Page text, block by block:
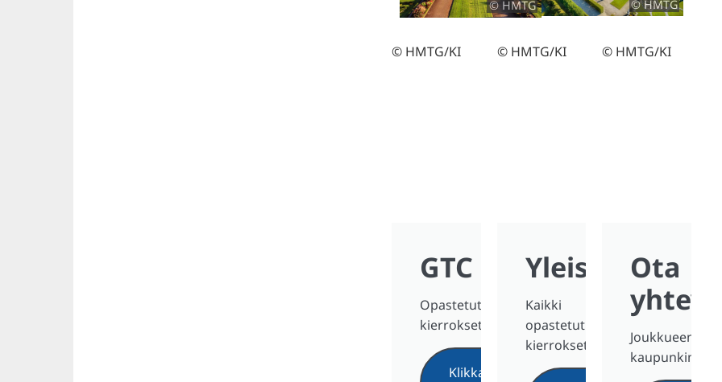
© HMTG © HMTG
© HMTG/KI
GTC
Opastetut
kierrokset
Klikkaa
© HMTG/KI
Yleiskatsaus
Kaikki
opastetut
kierrokset
© HMTG/KI
Ota
Joukkueen